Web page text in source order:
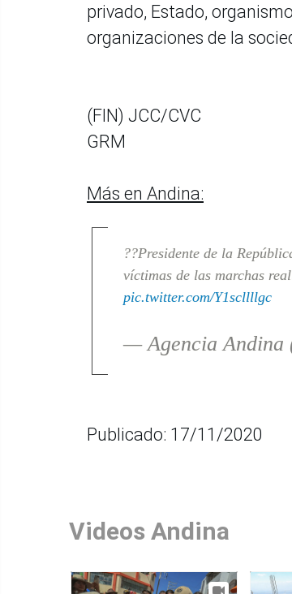
privado, Estado,
organizaciones de la
(FIN) JCC/CVC
GRM
Más en Andina:
??Presidente de la
víctimas de las marchas
pic.twitter.com/Y1scllllgc
— Agencia Andina
Publicado: 17/11/2020
Videos Andina